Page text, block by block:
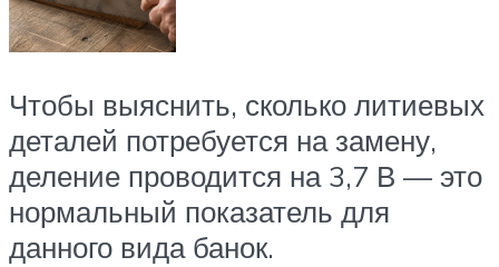
Чтобы выяснить, сколько литиевых
деталей потребуется на замену,
деление проводится на 3,7 В — это
нормальный показатель для
данного вида банок.